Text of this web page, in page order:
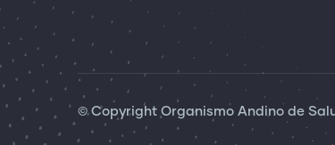
© Copyright Organismo Andino de